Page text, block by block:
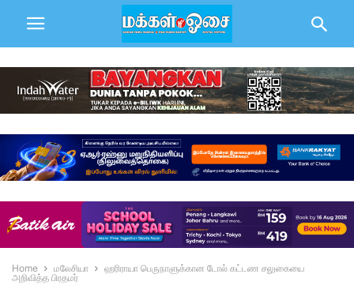
Home மலேசியா
ஹரிராயா பெருநாளுக்கான டோல் கட்டண சலுகையை
அறிவித்த பிரதமர்